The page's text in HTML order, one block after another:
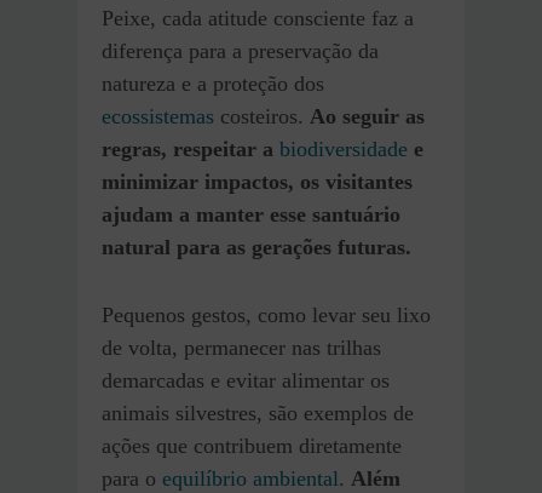
Peixe, cada atitude consciente faz a
diferença para a preservação da
natureza e a proteção dos
ecossistemas costeiros. Ao seguir as
regras, respeitar a biodiversidade e
minimizar impactos, os visitantes
ajudam a manter esse santuário
natural para as gerações futuras.
Pequenos gestos, como levar seu lixo
de volta, permanecer nas trilhas
demarcadas e evitar alimentar os
animais silvestres, são exemplos de
ações que contribuem diretamente
para o equilíbrio ambiental. Além